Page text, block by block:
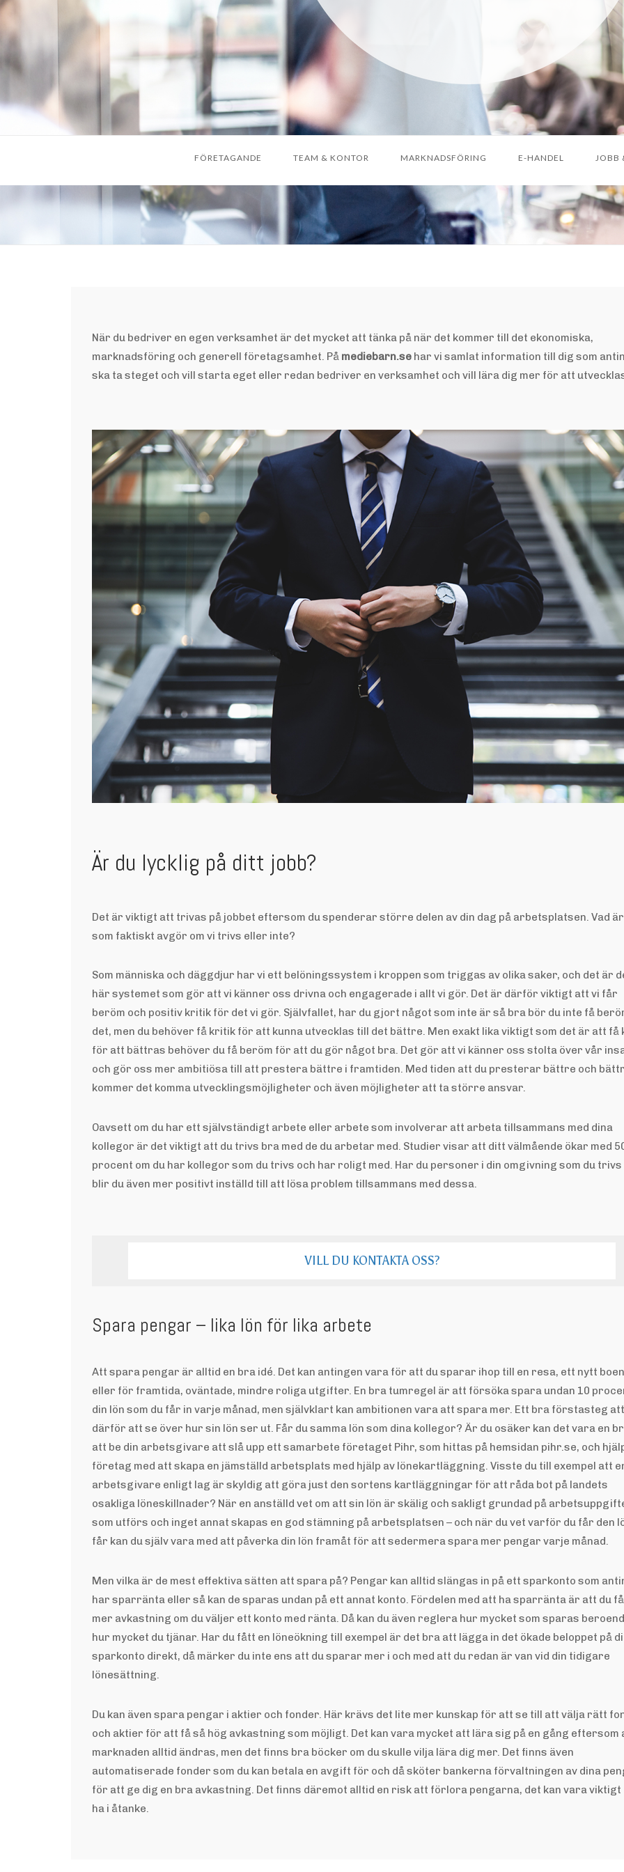
FÖRETAGANDE TEAM & KONTOR MARKNADSFÖRING E-HANDEL JOBB
När du bedriver en egen verksamhet är det mycket att tänka på när det kommer till det ekonomiska,
marknadsföring och generell företagsamhet. På mediebarn.se har vi samlat information till dig som
ska ta steget och vill starta eget eller redan bedriver en verksamhet och vill lära dig mer för att
Är du lycklig på ditt jobb?
Det är viktigt att trivas på jobbet eftersom du spenderar större delen av din dag på arbetsplatsen. Vad
som faktiskt avgör om vi trivs eller inte?
Som människa och däggdjur har vi ett belöningssystem i kroppen som triggas av olika saker, och det är
här systemet som gör att vi känner oss drivna och engagerade i allt vi gör. Det är därför viktigt att vi får
beröm och positiv kritik för det vi gör. Självfallet, har du gjort något som inte är så bra bör du inte få
det, men du behöver få kritik för att kunna utvecklas till det bättre. Men exakt lika viktigt som det är att få
för att bättras behöver du få beröm för att du gör något bra. Det gör att vi känner oss stolta över vår
och gör oss mer ambitiösa till att prestera bättre i framtiden. Med tiden att du presterar bättre och
kommer det komma utvecklingsmöjligheter och även möjligheter att ta större ansvar.
Oavsett om du har ett självständigt arbete eller arbete som involverar att arbeta tillsammans med dina
kollegor är det viktigt att du trivs bra med de du arbetar med. Studier visar att ditt välmående ökar med
procent om du har kollegor som du trivs och har roligt med. Har du personer i din omgivning som du trivs
blir du även mer positivt inställd till att lösa problem tillsammans med dessa.
VILL DU KONTAKTA OSS?
Spara pengar – lika lön för lika arbete
Att spara pengar är alltid en bra idé. Det kan antingen vara för att du sparar ihop till en resa, ett nytt
eller för framtida, oväntade, mindre roliga utgifter. En bra tumregel är att försöka spara undan 10
din lön som du får in varje månad, men självklart kan ambitionen vara att spara mer. Ett bra förstasteg
därför att se över hur sin lön ser ut. Får du samma lön som dina kollegor? Är du osäker kan det vara en
att be din arbetsgivare att slå upp ett samarbete företaget Pihr, som hittas på hemsidan pihr.se, och
företag med att skapa en jämställd arbetsplats med hjälp av lönekartläggning. Visste du till exempel att
arbetsgivare enligt lag är skyldig att göra just den sortens kartläggningar för att råda bot på landets
osakliga löneskillnader? När en anställd vet om att sin lön är skälig och sakligt grundad på
som utförs och inget annat skapas en god stämning på arbetsplatsen – och när du vet varför du får den
får kan du själv vara med att påverka din lön framåt för att sedermera spara mer pengar varje månad.
Men vilka är de mest effektiva sätten att spara på? Pengar kan alltid slängas in på ett sparkonto som
har sparränta eller så kan de sparas undan på ett annat konto. Fördelen med att ha sparränta är att du
mer avkastning om du väljer ett konto med ränta. Då kan du även reglera hur mycket som sparas
hur mycket du tjänar. Har du fått en löneökning till exempel är det bra att lägga in det ökade beloppet på
sparkonto direkt, då märker du inte ens att du sparar mer i och med att du redan är van vid din tidigare
lönesättning.
Du kan även spara pengar i aktier och fonder. Här krävs det lite mer kunskap för att se till att välja rätt
och aktier för att få så hög avkastning som möjligt. Det kan vara mycket att lära sig på en gång eftersom
marknaden alltid ändras, men det finns bra böcker om du skulle vilja lära dig mer. Det finns även
automatiserade fonder som du kan betala en avgift för och då sköter bankerna förvaltningen av dina
för att ge dig en bra avkastning. Det finns däremot alltid en risk att förlora pengarna, det kan vara
ha i åtanke.